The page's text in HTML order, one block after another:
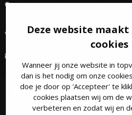
Deze website
cookies
Wanneer jij onze website in
dan is het nodig om onze
doe je door op 'Accepteer' te
cookies plaatsen wij om de
verbeteren en zodat wij en
Leembaan 45, 5753 CW Deurne
+31 493 31 73 97